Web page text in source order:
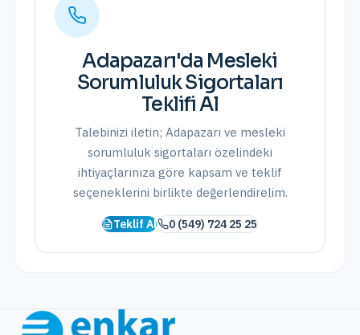
Adapazarı'da Mesleki
Sorumluluk Sigortaları
Teklifi Al
Talebinizi iletin; Adapazarı ve mesleki
sorumluluk sigortaları özelindeki
ihtiyaçlarınıza göre kapsam ve teklif
seçeneklerini birlikte değerlendirelim.
Teklif Al 0 (549) 724 25 25